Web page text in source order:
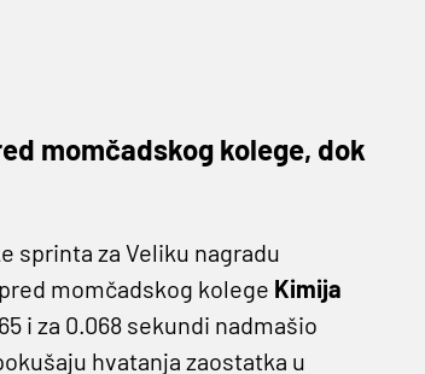
momčadskog kolege, dok
sprinta za Veliku nagradu
momčadskog kolege Kimija
i za 0.068 sekundi nadmašio
hvatanja zaostatka u